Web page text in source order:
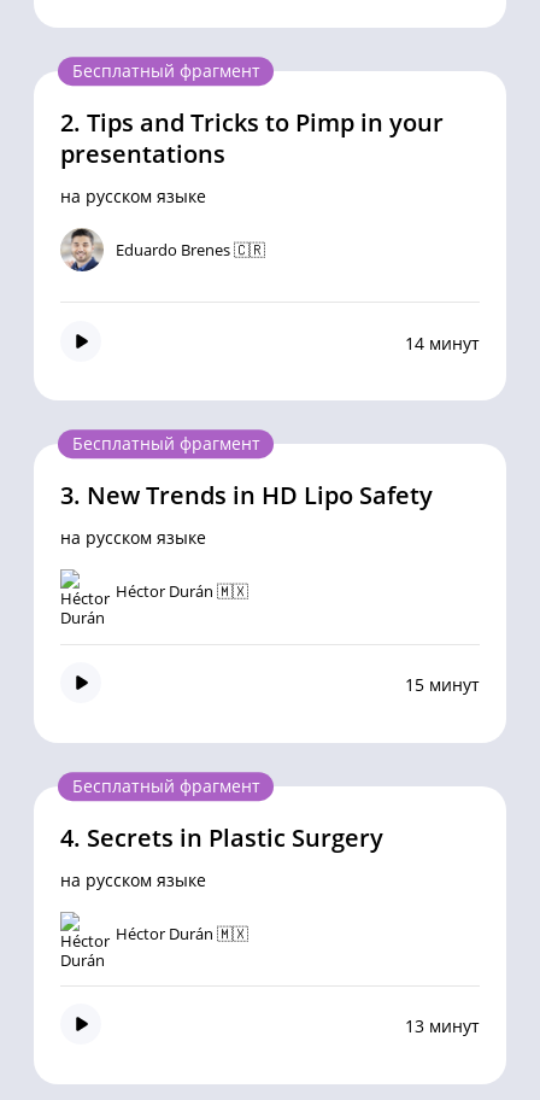
Бесплатный фрагмент
2. Tips and Tricks to Pimp in your
presentations
на русском языке
Eduardo Brenes 🇨🇷
14 минут
Бесплатный фрагмент
3. New Trends in HD Lipo Safety
на русском языке
Héctor Durán 🇲🇽
15 минут
Бесплатный фрагмент
4. Secrets in Plastic Surgery
на русском языке
Héctor Durán 🇲🇽
13 минут